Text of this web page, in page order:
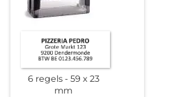
6 regels
59 x 23
mm